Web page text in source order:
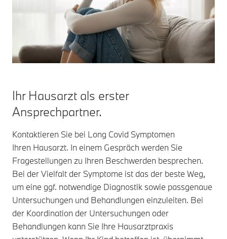
Ihr Hausarzt als erster
Ansprechpartner.
Kontaktieren Sie bei Long Covid Symptomen
Ihren Hausarzt. In einem Gespräch werden Sie
Fragestellungen zu Ihren Beschwerden besprechen.
Bei der Vielfalt der Symptome ist das der beste Weg,
um eine ggf. notwendige Diagnostik sowie passgenaue
Untersuchungen und Behandlungen einzuleiten. Bei
der Koordination der Untersuchungen oder
Behandlungen kann Sie Ihre Hausarztpraxis